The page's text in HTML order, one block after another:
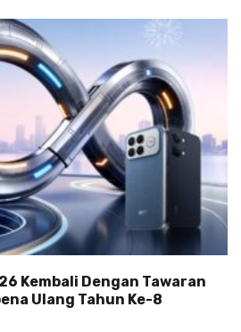
Kembali Dengan Tawaran
Ulang Tahun Ke-8